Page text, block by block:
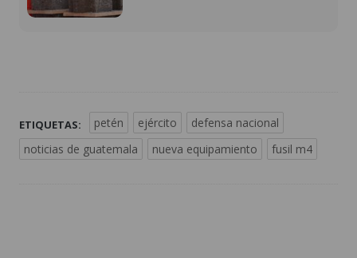
ETIQUETAS: petén ejército
defensa nacional
noticias de guatemala
nueva equipamiento fusil m4